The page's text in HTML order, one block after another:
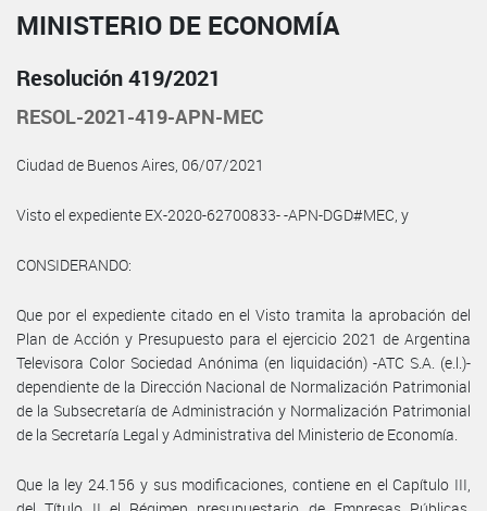
MINISTERIO DE ECONOMÍA
Resolución 419/2021
RESOL-2021-419-APN-MEC
Ciudad de Buenos Aires, 06/07/2021
Visto el expediente EX-2020-62700833- -APN-DGD#MEC, y
CONSIDERANDO:
Que por el expediente citado en el Visto tramita la aprobación del
Plan de Acción y Presupuesto para el ejercicio 2021 de Argentina
Televisora Color Sociedad Anónima (en liquidación) -ATC S.A. (e.l.)-
dependiente de la Dirección Nacional de Normalización Patrimonial
de la Subsecretaría de Administración y Normalización Patrimonial
de la Secretaría Legal y Administrativa del Ministerio de Economía.
Que la ley 24.156 y sus modificaciones, contiene en el Capítulo III,